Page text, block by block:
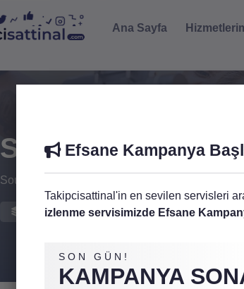
Ana Sayfa
SoundCloud
SoundCloud platformundaki içeriklerinizin yorum
8 Paket Mevcut
Efsane Kampanya
Takipcisattinal'in en sevilen servisleri
izlenme servisimizde Efsane
SON GÜN!
KAMPANYA